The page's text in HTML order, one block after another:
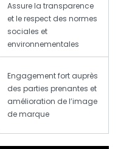
Assure la transparence
et le respect des normes
sociales et
environnementales
Engagement fort auprès
des parties prenantes et
amélioration de l’image
de marque